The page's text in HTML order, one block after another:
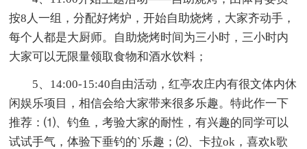
按8人一组，分配好烤炉，开始自助烧烤，大家齐动手，
每个人都是大厨师。自助烧烤时间为三小时，三小时内
大家可以无限量领取食物和酒水饮料；
5、14:00-15:40自由活动，红亭农庄内有很文体内休
闲娱乐项目，相信会给大家带来很多乐趣。特此作一下
推荐：⑴、钓鱼，考验大家的耐性，有兴趣的同学可以
试试手气，体验下垂钓的`乐趣；⑵、卡拉ok，喜欢k歌